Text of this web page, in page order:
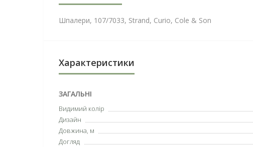
Шпалери, 107/7033, Strand, Curio, Cole & Son
Характеристики
ЗАГАЛЬНІ
Видимий колір
Дизайн
Довжина, м
Догляд